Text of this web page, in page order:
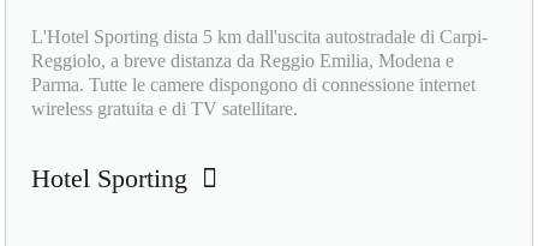
L'Hotel Sporting dista 5 km dall'uscita autostradale di Carpi-
Reggiolo, a breve distanza da Reggio Emilia, Modena e
Parma. Tutte le camere dispongono di connessione internet
wireless gratuita e di TV satellitare.
Hotel Sporting